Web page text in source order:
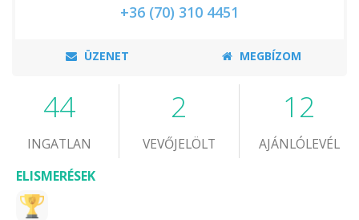
+36 (70) 310 4451
ÜZENET MEGBÍZOM
44
INGATLAN
2
VEVŐJELÖLT
12
AJÁNLÓLEVÉL
ELISMERÉSEK